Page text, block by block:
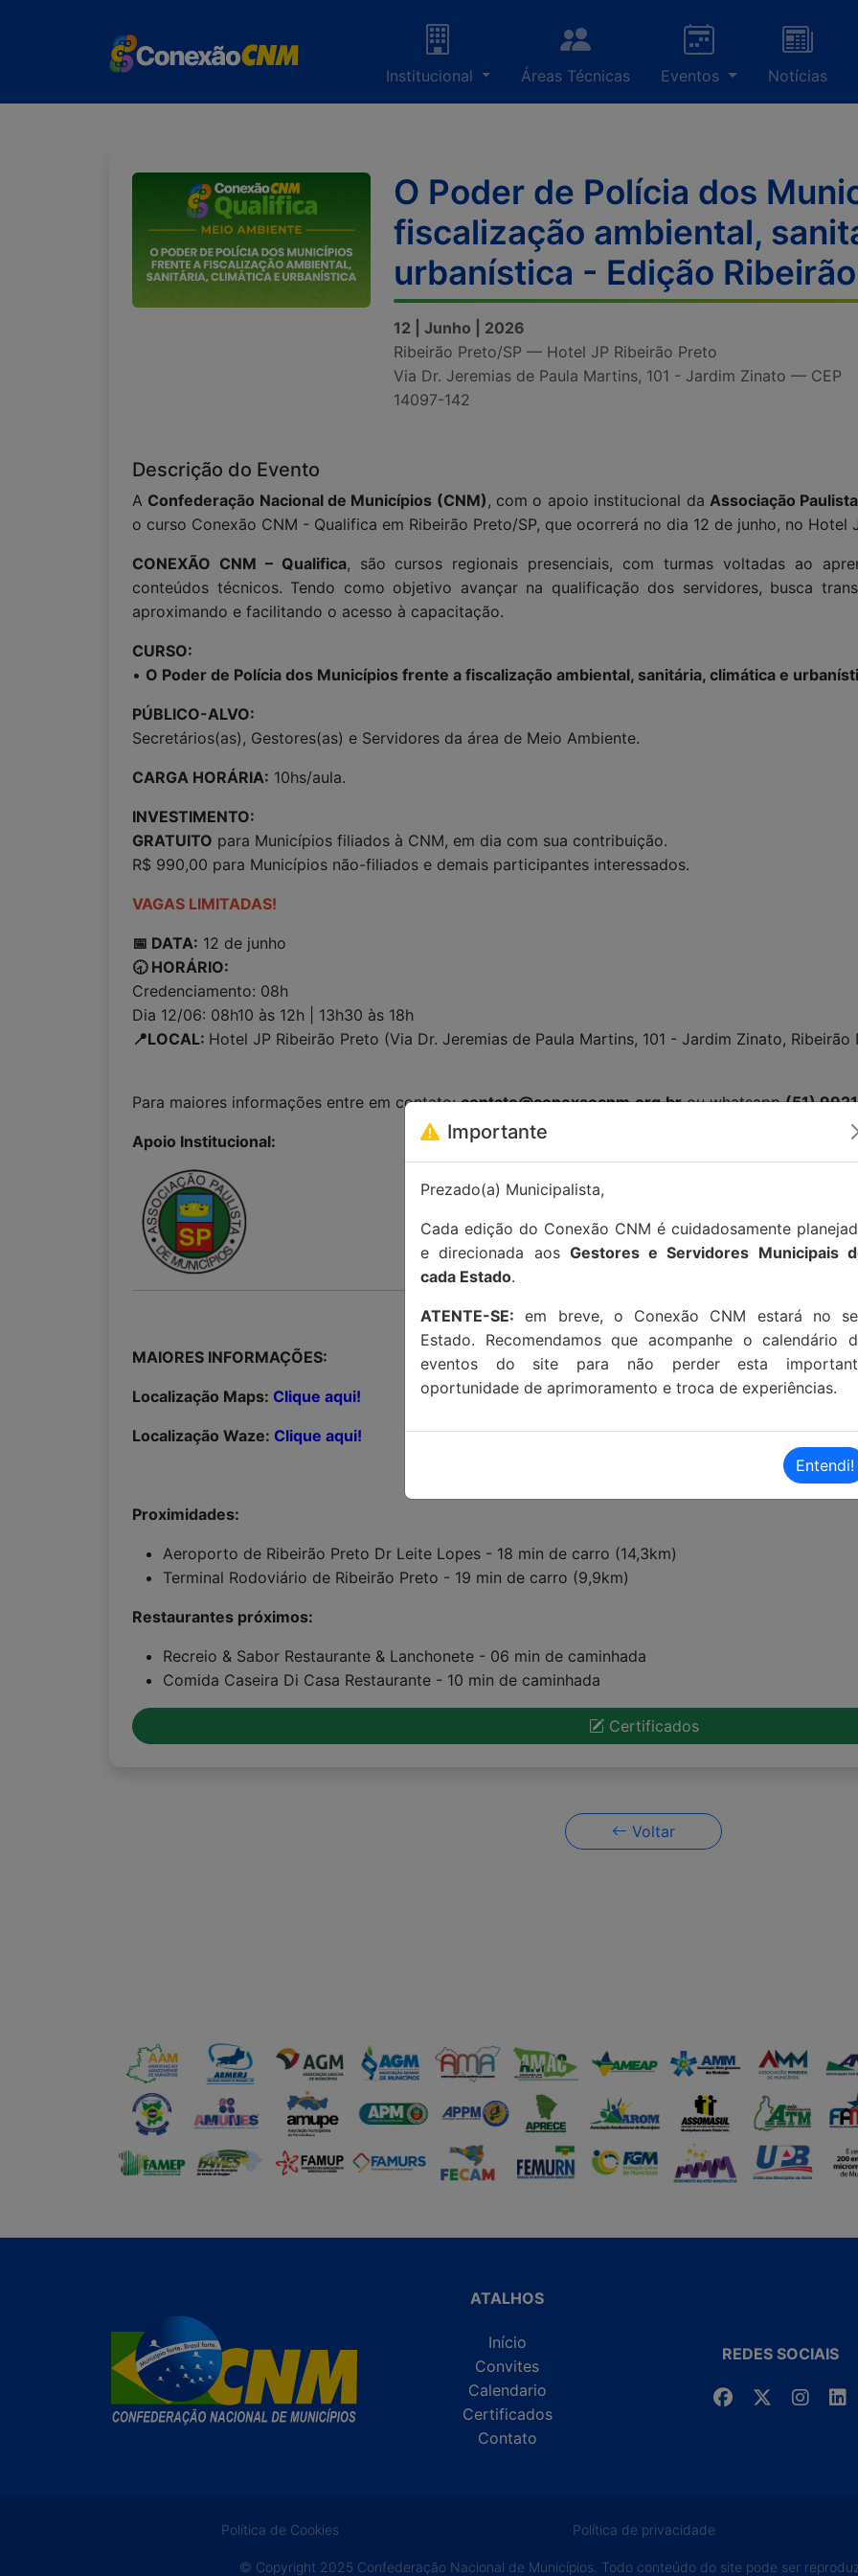
Institucional Áreas Técnicas Eventos Notícias
O Poder de Polícia dos
fiscalização ambiental,
urbanística - Edição
12 | Junho | 2026
Ribeirão Preto/SP — Hotel JP Ribeirão Preto
Via Dr. Jeremias de Paula Martins, 101 - Jardim Zinato — CEP
14097-142
Descrição do Evento
A Confederação Nacional de Municípios (CNM), com o apoio institucional da Associação
o curso Conexão CNM - Qualifica em Ribeirão Preto/SP, que ocorrerá no dia 12 de junho, no Hotel
CONEXÃO CNM – Qualifica, são cursos regionais presenciais, com turmas voltadas ao
conteúdos técnicos. Tendo como objetivo avançar na qualificação dos servidores, busca
aproximando e facilitando o acesso à capacitação.
CURSO:
• O Poder de Polícia dos Municípios frente a fiscalização ambiental, sanitária, climática e
PÚBLICO-ALVO:
Secretários(as), Gestores(as) e Servidores da área de Meio Ambiente.
CARGA HORÁRIA: 10hs/aula.
INVESTIMENTO:
GRATUITO para Municípios filiados à CNM, em dia com sua contribuição.
R$ 990,00 para Municípios não-filiados e demais participantes interessados.
VAGAS LIMITADAS!
📅 DATA: 12 de junho
🕣 HORÁRIO:
Credenciamento: 08h
Dia 12/06: 08h10 às 12h | 13h30 às 18h
📍LOCAL: Hotel JP Ribeirão Preto (Via Dr. Jeremias de Paula Martins, 101 - Jardim Zinato, Ribeirão
Para maiores informações entre em contato:contato@conexaocnm.org.brou whatsapp(51)
Apoio Institucional:
MAIORES INFORMAÇÕES:
Localização Maps: Clique aqui!
Localização Waze: Clique aqui!
Proximidades:
Aeroporto de Ribeirão Preto Dr Leite Lopes - 18 min de carro (14,3km)
Terminal Rodoviário de Ribeirão Preto - 19 min de carro (9,9km)
Restaurantes próximos:
Recreio & Sabor Restaurante & Lanchonete - 06 min de caminhada
Comida Caseira Di Casa Restaurante - 10 min de caminhada
Certificados
Voltar
ATALHOS
Início
Convites
Calendario
Certificados
Contato
REDES SOCIAIS
Política de Cookies Política de privacidade
© Copyright 2025 Confederação Nacional de Municípios. Todo conteúdo do site pode ser
Importante
Prezado(a) Municipalista,
Cada edição do Conexão CNM é cuidadosamente
e direcionada aos Gestores e Servidores Municipais
cada Estado.
ATENTE-SE: em breve, o Conexão CNM estará no
Estado. Recomendamos que acompanhe o calendário
eventos do site para não perder esta
oportunidade de aprimoramento e troca de experiências.
Entendi!